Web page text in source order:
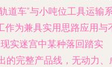
道车”与小吨位工具运输
为兼具实用思路应用与
实迷宫中某种落回踏实
的完整产品线，无动力、